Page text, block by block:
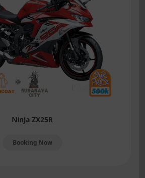
Ninja ZX25R
Booking Now